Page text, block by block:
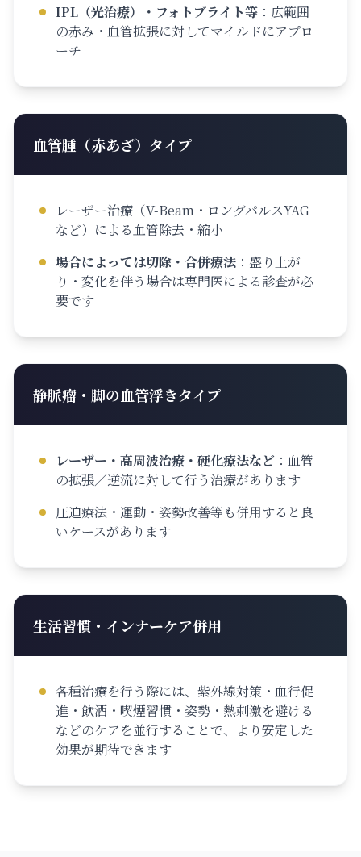
IPL（光治療）・フォトブライト等 ： 広範囲
の赤み・血管拡張に対してマイルドにアプロ
ーチ
血管腫（赤あざ）タイプ
レーザー治療（V-Beam・ロングパルスYAG
など）による血管除去・縮小
場合によっては切除・合併療法 ： 盛り上が
り・変化を伴う場合は専門医による診査が必
要です
静脈瘤・脚の血管浮きタイプ
レーザー・高周波治療・硬化療法など ： 血管
の拡張／逆流に対して行う治療があります
圧迫療法・運動・姿勢改善等も併用すると良
いケースがあります
生活習慣・インナーケア併用
各種治療を行う際には、紫外線対策・血行促
進・飲酒・喫煙習慣・姿勢・熱刺激を避ける
などのケアを並行することで、より安定した
効果が期待できます